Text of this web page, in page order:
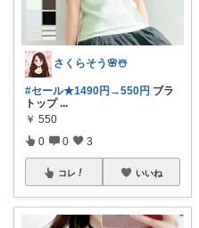
さくらそう‪🌸☃️
#セール★1490円→550円 ブラ
トップ ...
￥ 550
0 0 3
コレ いいね